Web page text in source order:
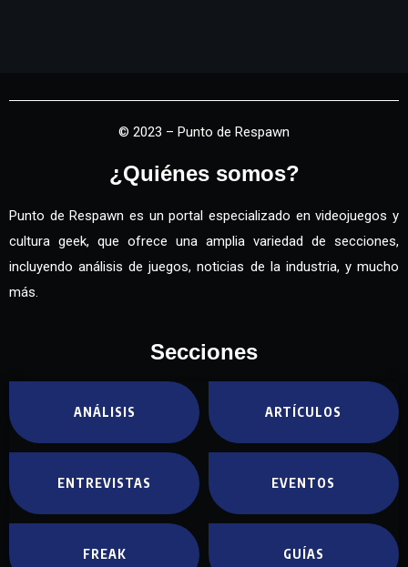
© 2023 – Punto de Respawn
¿Quiénes somos?
Punto de Respawn es un portal especializado en videojuegos y
cultura geek, que ofrece una amplia variedad de secciones,
incluyendo análisis de juegos, noticias de la industria, y mucho
más.
Secciones
ANÁLISIS ARTÍCULOS
ENTREVISTAS EVENTOS
FREAK GUÍAS